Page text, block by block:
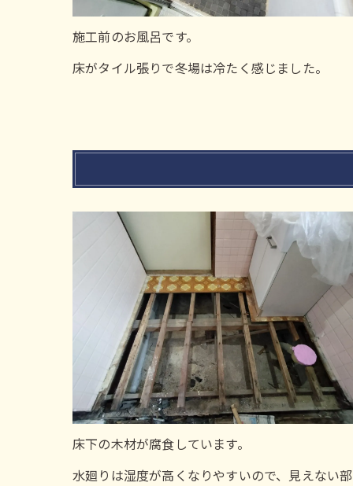
施工前のお風呂です。
床がタイル張りで冬場は冷たく感じました。
床下の木材が腐食しています。
水廻りは湿度が高くなりやすいので、見えない部